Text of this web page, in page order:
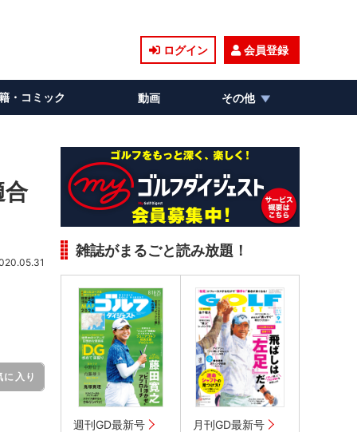
ログイン 会員登録
・コミック 動画 その他
に入り
雑誌がまるごと読み放題！
週刊GD最新号 月刊GD最新号